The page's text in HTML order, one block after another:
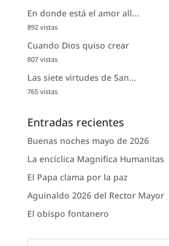
En donde está el amor all...
892 vistas
Cuando Dios quiso crear
807 vistas
Las siete virtudes de San...
765 vistas
Entradas recientes
Buenas noches mayo de 2026
La encíclica Magnifica Humanitas
El Papa clama por la paz
Aguinaldo 2026 del Rector Mayor
El obispo fontanero